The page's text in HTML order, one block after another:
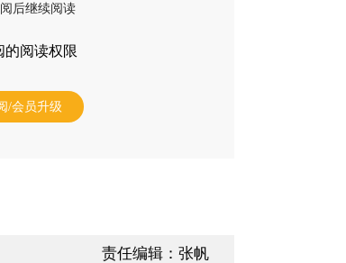
后继续阅读
的阅读权限
/会员升级
责任编辑：张帆